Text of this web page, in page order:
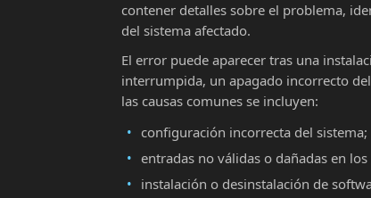
contener detalles sobre el problema,
del sistema afectado.
El error puede aparecer tras una
interrumpida, un apagado incorrecto
las causas comunes se incluyen:
configuración incorrecta del sistema;
entradas no válidas o dañadas en
instalación o desinstalación de